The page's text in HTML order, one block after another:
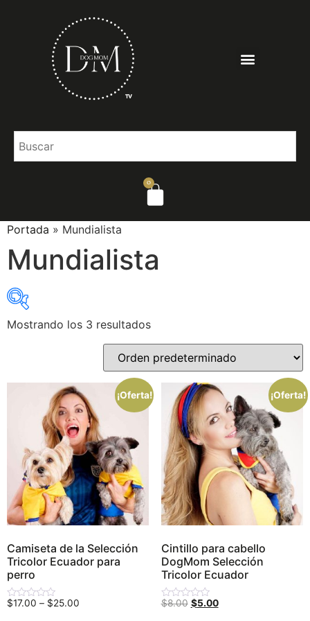
0
Portada » Mundialista
Mundialista
Categorías del producto
Sin categorizar(18)
Artículos Personalizados (2)
Camas, casas y cobijas(9)
Colección mundialista
(3)
Colección Navideña
(13)
Correas y Collares
(16)
Dog Mom TV (10)
Festividades
Galletas
Mostrando los 3 resultados
¡Oferta!
Camiseta de la Selección
Tricolor Ecuador para
perro
Valorado
$17.00 – $25.00
¡Oferta!
Cintillo para cabello
DogMom Selección
Tricolor Ecuador
Valorado
$8.00 $5.00